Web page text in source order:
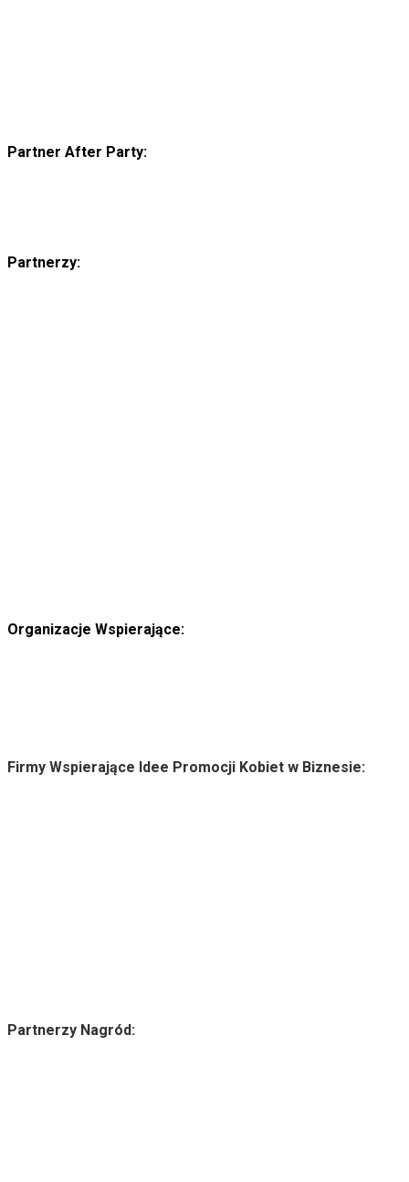
Partner After Party:
Partnerzy:
Organizacje Wspierające:
Firmy Wspierające Idee Promocji Kobiet w Biznesie:
Partnerzy Nagród: